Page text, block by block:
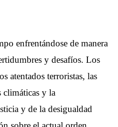
enfrentándose de manera
y desafíos. Los
atentados terroristas, las
climáticas y la
y de la desigualdad